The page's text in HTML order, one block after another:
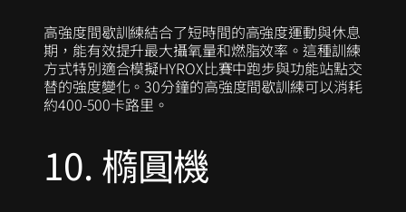
高強度間歇訓練結合了短時間的高強度運動與休息
期，能有效提升最大攝氧量和燃脂效率。這種訓練
方式特別適合模擬HYROX比賽中跑步與功能站點交
替的強度變化。30分鐘的高強度間歇訓練可以消耗
約400-500卡路里。
10. 橢圓機